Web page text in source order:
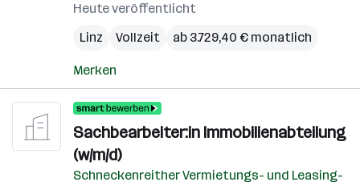
Heute veröffentlicht
Linz
Vollzeit ab 3.729,40 € monatlich
Merken
Sachbearbeiter:in Immobilienabteilung
(w/m/d)
Schneckenreither Vermietungs- und Leasing-